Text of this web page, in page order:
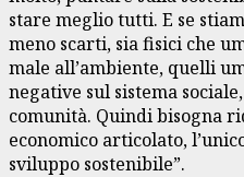
stare meglio tutti. E se
meno scarti, sia fisici che
male all’ambiente, quelli
negative sul sistema
comunità. Quindi bisogna
economico articolato,
sviluppo sostenibile”.